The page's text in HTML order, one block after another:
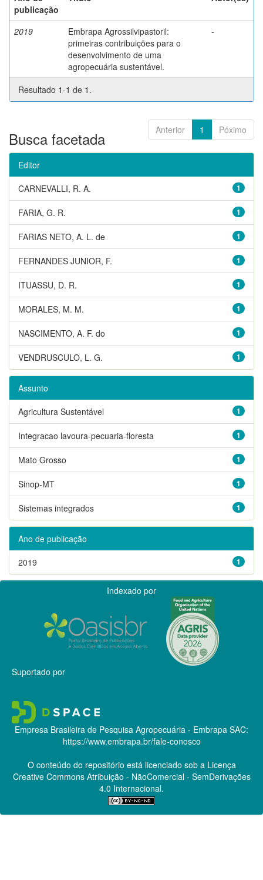
publicação
2019
Embrapa Agrossilvipastoril:
primeiras contribuições para o
desenvolvimento de uma
agropecuária sustentável.
-
Resultado 1-1 de 1.
Anterior 1 Póximo
Busca facetada
Editor
1
CARNEVALLI, R. A.
1
FARIA, G. R.
1
FARIAS NETO, A. L. de
1
FERNANDES JUNIOR, F.
1
ITUASSU, D. R.
1
MORALES, M. M.
1
NASCIMENTO, A. F. do
1
VENDRUSCULO, L. G.
Assunto
1
Agricultura Sustentável
1
Integracao lavoura-pecuaria-floresta
1
Mato Grosso
1
Sinop-MT
1
Sistemas integrados
Ano de publicação
1
2019
Indexado por
Suportado por
Empresa Brasileira de Pesquisa Agropecuária - Embrapa SAC:
https://www.embrapa.br/fale-conosco
O conteúdo do repositório está licenciado sob a Licença
Creative CommonsAtribuição - NãoComercial - SemDerivações
4.0 Internacional.